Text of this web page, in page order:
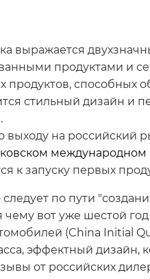
выражается
продуктами и
продуктов,
стильный дизайн и
на российский
международном
к запуску первых
по пути
вот уже шестой
(China Initial
эффектный дизайн,
от российских